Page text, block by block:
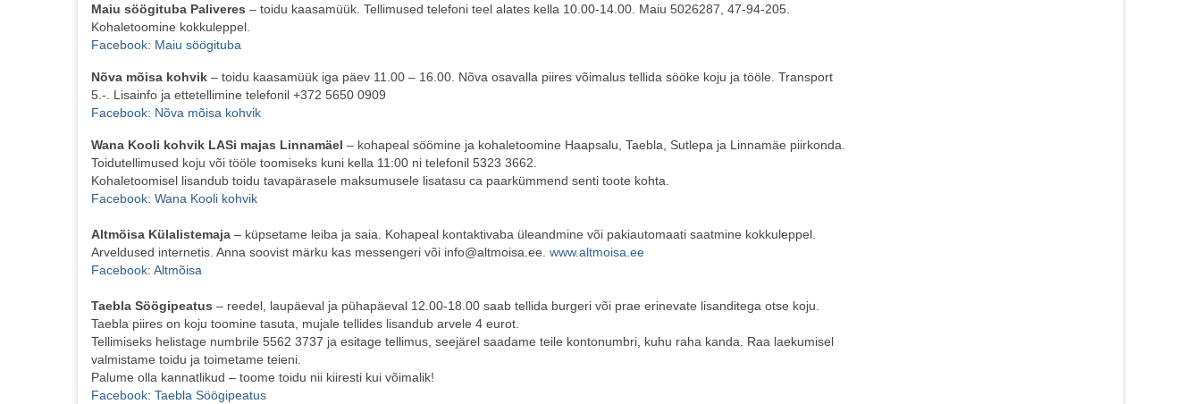
Maiu söögituba Paliveres – toidu kaasamüük. Tellimused telefoni teel alates kella 10.00-14.00. Maiu 5026287, 47-94-205.
Kohaletoomine kokkuleppel.
Facebook: Maiu söögituba
Nõva mõisa kohvik – toidu kaasamüük iga päev 11.00 – 16.00. Nõva osavalla piires võimalus tellida sööke koju ja tööle. Transport
5.-. Lisainfo ja ettetellimine telefonil +372 5650 0909
Facebook: Nõva mõisa kohvik
Wana Kooli kohvik LASi majas Linnamäel – kohapeal söömine ja kohaletoomine Haapsalu, Taebla, Sutlepa ja Linnamäe piirkonda.
Toidutellimused koju või tööle toomiseks kuni kella 11:00 ni telefonil 5323 3662.
Kohaletoomisel lisandub toidu tavapärasele maksumusele lisatasu ca paarkümmend senti toote kohta.
Facebook: Wana Kooli kohvik
Altmõisa Külalistemaja – küpsetame leiba ja saia. Kohapeal kontaktivaba üleandmine või pakiautomaati saatmine kokkuleppel.
Arveldused internetis. Anna soovist märku kas messengeri või info@altmoisa.ee. www.altmoisa.ee
Facebook: Altmõisa
Taebla Söögipeatus – reedel, laupäeval ja pühapäeval 12.00-18.00 saab tellida burgeri või prae erinevate lisanditega otse koju.
Taebla piires on koju toomine tasuta, mujale tellides lisandub arvele 4 eurot.
Tellimiseks helistage numbrile 5562 3737 ja esitage tellimus, seejärel saadame teile kontonumbri, kuhu raha kanda. Raa laekumisel
valmistame toidu ja toimetame teieni.
Palume olla kannatlikud – toome toidu nii kiiresti kui võimalik!
Facebook: Taebla Söögipeatus